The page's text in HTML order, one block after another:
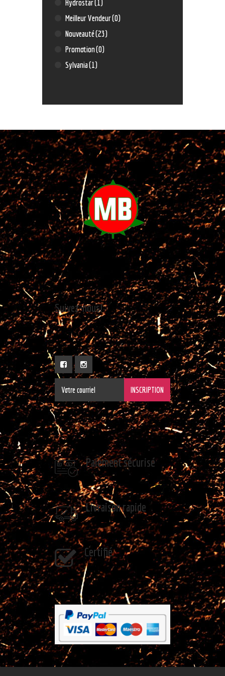
Hydrostar(1)
Meilleur Vendeur(0)
Nouveauté(23)
Promotion(0)
Sylvania(1)
Suivez-nous!
Paiement sécurisé
Livraison rapide
Certifié